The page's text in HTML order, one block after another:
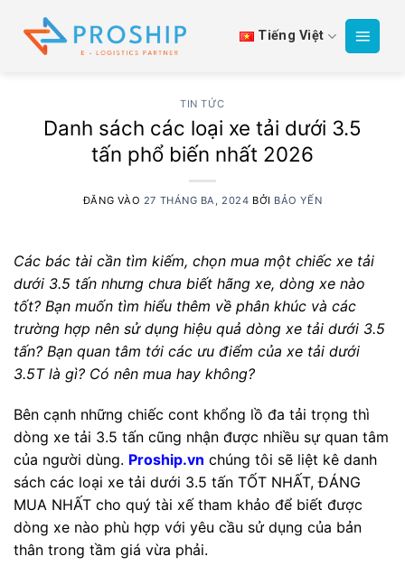
qua
Tiếng Việt
TIN TỨC
Danh sách các loại xe tải dưới 3.5
tấn phổ biến nhất 2026
ĐĂNG VÀO 27 THÁNG BA, 2024 BỞI BẢO YẾN
Các bác tài cần tìm kiếm, chọn mua một chiếc xe tải
dưới 3.5 tấn nhưng chưa biết hãng xe, dòng xe nào
tốt? Bạn muốn tìm hiểu thêm về phân khúc và các
trường hợp nên sử dụng hiệu quả dòng xe tải dưới 3.5
tấn? Bạn quan tâm tới các ưu điểm của xe tải dưới
3.5T là gì? Có nên mua hay không?
Bên cạnh những chiếc cont khổng lồ đa tải trọng thì
dòng xe tải 3.5 tấn cũng nhận được nhiều sự quan tâm
của người dùng. Proship.vn chúng tôi sẽ liệt kê danh
sách các loại xe tải dưới 3.5 tấn TỐT NHẤT, ĐÁNG
MUA NHẤT cho quý tài xế tham khảo để biết được
dòng xe nào phù hợp với yêu cầu sử dụng của bản
thân trong tầm giá vừa phải.